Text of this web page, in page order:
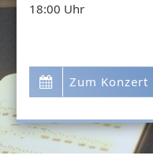
18:00 Uhr
Zum Konzert